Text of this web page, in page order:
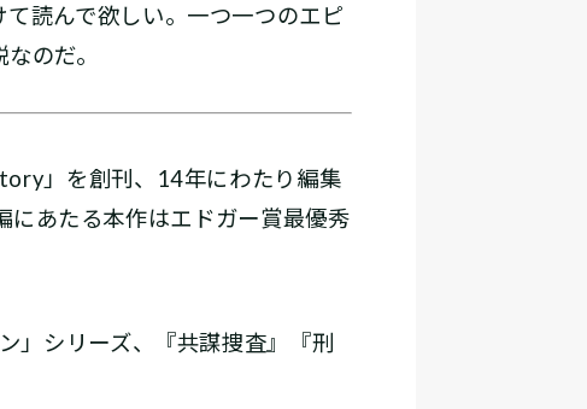
読んで欲しい。一つ一つのエピ
のだ。
」を創刊、14年にわたり編集
あたる本作はエドガー賞最優秀
」シリーズ、『共謀捜査』『刑